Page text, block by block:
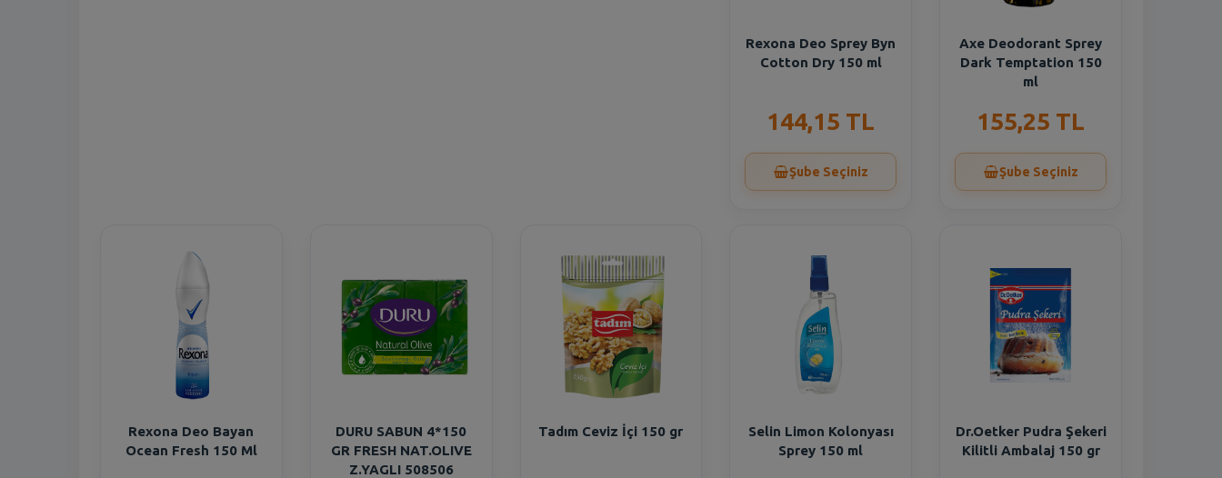
Rexona Deo Sprey Byn
Cotton Dry 150 ml
144,15 TL
Şube Seçiniz
Axe Deodorant Sprey
Dark Temptation 150
ml
155,25 TL
Şube Seçiniz
Rexona Deo Bayan
Ocean Fresh 150 Ml
DURU SABUN 4*150
GR FRESH NAT.OLIVE
Z.YAGLI 508506
Tadım Ceviz İçi 150 gr
Selin Limon Kolonyası
Sprey 150 ml
Dr.Oetker Pudra Şekeri
Kilitli Ambalaj 150 gr